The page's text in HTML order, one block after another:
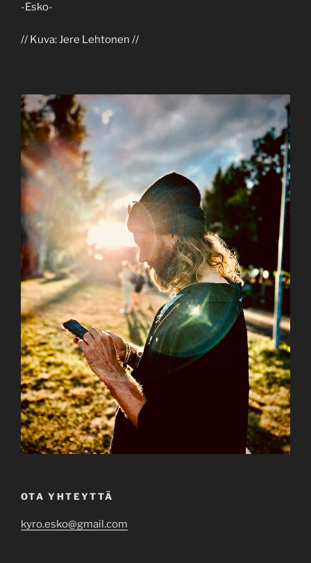
-Esko-
// Kuva: Jere Lehtonen //
OTA YHTEYTTÄ
kyro.esko@gmail.com